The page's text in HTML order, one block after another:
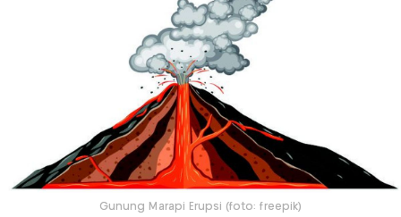
Gunung Marapi Erupsi (foto: freepik)